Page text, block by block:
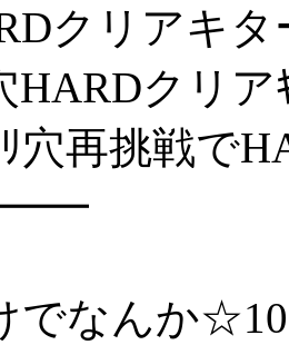
クリアキ
HARDク
ﾘ穴再挑戦
でなんか